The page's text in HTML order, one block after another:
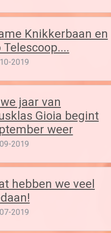
Knikkerbaan en
2019
jaar van
Gioia begint
weer
2019
hebben we veel
2019